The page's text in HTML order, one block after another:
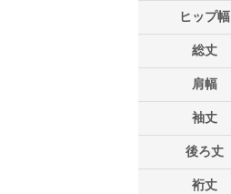
ヒップ幅
総丈
肩幅
袖丈
後ろ丈
裄丈